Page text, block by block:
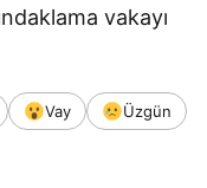
vakayı
Vay
Üzgün